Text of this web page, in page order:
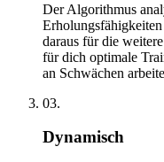
Der Algorithmus
daraus für die
für dich optimale
an Schwächen
03.
Dynamisch